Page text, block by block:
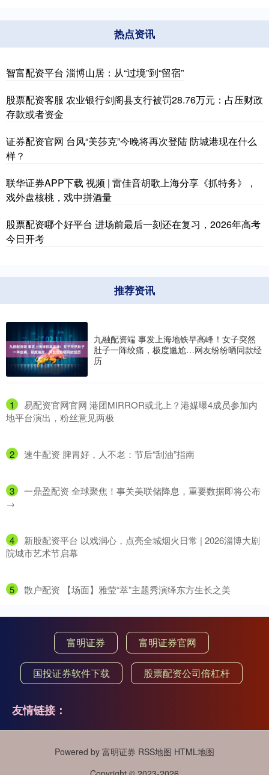
热点资讯
智富配资平台 淄博山居：从“过境”到“留宿”
股票配资客服 农业银行剑阁县支行被罚28.76万元：占压财政
存款或者资金
证券配资官网 台风“美莎克”今晚将再次登陆 防城港现在什么
样？
联华证券APP下载 视频 | 雷佳音胡歌上海分享《抓特务》，
戏外盘核桃，戏中拼酒量
股票配资哪个好平台 进场前最后一刻还在复习，2026年高考
今日开考
推荐资讯
九融配资端 事发上海地铁早高峰！女子突然
肚子一阵绞痛，极度尴尬…网友纷纷晒同款经
历
1
​易配资官网官网 港团MIRROR或北上？港媒曝4成员参加内
地平台演出，粉丝意见两极
2 ​速牛配资 脾胃好，人不老：节后“刮油”指南
3
​一鼎盈配资 全球聚焦！事关美联储降息，重要数据即将公布
→
4
​新股配资平台 以戏润心，点亮全城烟火日常 | 2026淄博大剧
院城市艺术节启幕
5 ​散户配资 【场面】雅莹“萃”主题秀演绎东方生长之美
富明证券 富明证券官网
国投证券软件下载 股票配资公司倍杠杆
友情链接：
Powered by 富明证券 RSS地图 HTML地图